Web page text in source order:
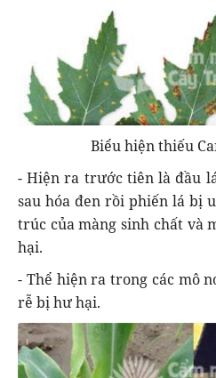
Biểu hiện thiếu
- Hiện ra trước tiên là đầu
sau hóa đen rồi phiến lá bị
trúc của màng sinh chất và
hại.
- Thể hiện ra trong các mô
rễ bị hư hại.